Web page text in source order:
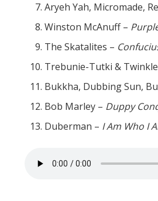
Aryeh Yah, Micromade,
Winston McAnuff –
The Skatalites –
Trebunie-Tutki &
Bukkha, Dubbing Sun,
Bob Marley – Duppy
Duberman – I Am Who I